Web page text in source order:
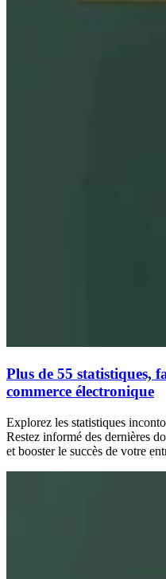
Plus de 55 statistiques,
commerce électronique
Explorez les statistiques
Restez informé des dernières
et booster le succès de votre